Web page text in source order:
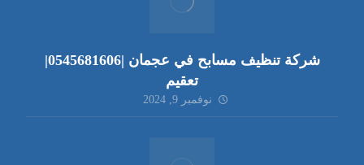
شركة تنظيف مسابح في عجمان |0545681606|
تعقيم
نوفمبر 9, 2024